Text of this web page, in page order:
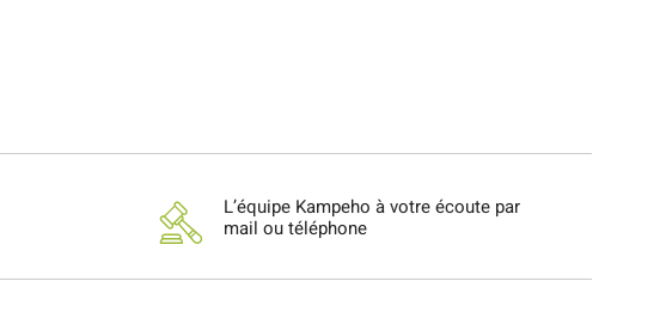
L’équipe Kampeho à votre écoute par
mail ou téléphone